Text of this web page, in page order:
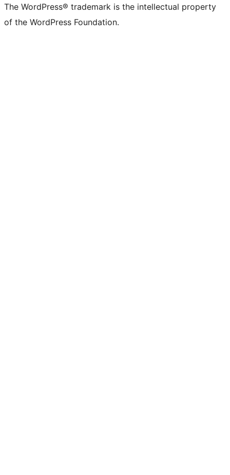
The WordPress® trademark is the intellectual property
of the WordPress Foundation.